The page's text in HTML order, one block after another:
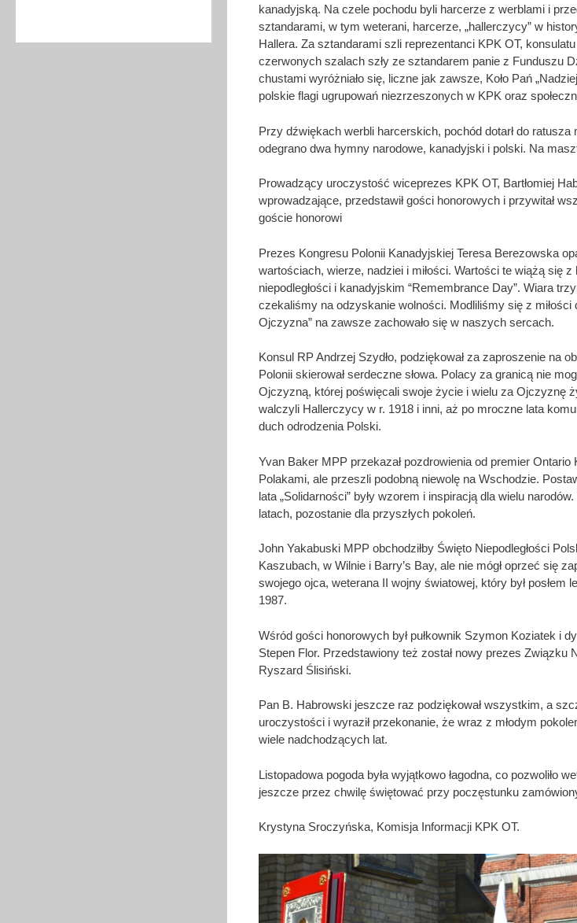
kanadyjską. Na czele pochodu byli harcerze z werblami i
sztandarami, w tym weterani, harcerze, „hallerczycy” w
Hallera. Za sztandarami szli reprezentanci KPK OT,
czerwonych szalach szły ze sztandarem panie z Funduszu
chustami wyróżniało się, liczne jak zawsze, Koło Pań
polskie flagi ugrupowań niezrzeszonych w KPK oraz
Przy dźwiękach werbli harcerskich, pochód dotarł do ratusza
odegrano dwa hymny narodowe, kanadyjski i polski. Na
Prowadzący uroczystość wiceprezes KPK OT, Bartłomiej
wprowadzające, przedstawił gości honorowych i przywitał
goście honorowi
Prezes Kongresu Polonii Kanadyjskiej Teresa Berezowska
wartościach, wierze, nadziei i miłości. Wartości te wiążą się
niepodległości i kanadyjskim “Remembrance Day”. Wiara
czekaliśmy na odzyskanie wolności. Modliliśmy się z miłości
Ojczyzna” na zawsze zachowało się w naszych sercach.
Konsul RP Andrzej Szydło, podziękował za zaproszenie na
Polonii skierował serdeczne słowa. Polacy za granicą nie
Ojczyzną, której poświęcali swoje życie i wielu za Ojczyznę
walczyli Hallerczycy w r. 1918 i inni, aż po mroczne lata
duch odrodzenia Polski.
Yvan Baker MPP przekazał pozdrowienia od premier
Polakami, ale przeszli podobną niewolę na Wschodzie.
lata „Solidarności” były wzorem i inspiracją dla wielu
latach, pozostanie dla przyszłych pokoleń.
John Yakabuski MPP obchodziłby Święto Niepodległości
Kaszubach, w Wilnie i Barry’s Bay, ale nie mógł oprzeć się
swojego ojca, weterana II wojny światowej, który był posłem
1987.
Wśród gości honorowych był pułkownik Szymon Koziatek i
Stepen Flor. Przedstawiony też został nowy prezes Związku
Ryszard Ślisiński.
Pan B. Habrowski jeszcze raz podziękował wszystkim, a
uroczystości i wyraził przekonanie, że wraz z młodym
wiele nadchodzących lat.
Listopadowa pogoda była wyjątkowo łagodna, co pozwoliło
jeszcze przez chwilę świętować przy poczęstunku
Krystyna Sroczyńska, Komisja Informacji KPK OT.